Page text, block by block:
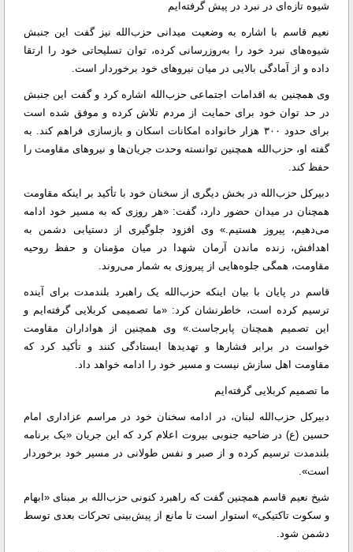
شیوه تازه‌ای در نبرد در پیش گرفته‌ایم
نعیم قاسم با اشاره به وضعیت میدانی حزب‌الله نیز گفت این جنبش
شیوه‌های نبرد خود را به‌روزرسانی کرده، توان تسلیحاتی خود را ارتقا
داده و از آمادگی بالایی در میان نیروهای خود برخوردار است.
وی همچنین به اقدامات اجتماعی حزب‌الله اشاره کرد و گفت این جنبش
در حد توان خود برای حمایت از مردم تلاش کرده و موفق شده است
برای حدود ۳۰۰ هزار خانواده امکانات اسکان و بازسازی فراهم کند. به
گفته او، حزب‌الله همچنین توانسته وحدت جریان‌ها و نیروهای مقاومت را
حفظ کند.
دبیرکل حزب‌الله در بخش دیگری از سخنان خود با تأکید بر اینکه مقاومت
همچنان در میدان حضور دارد، گفت: «هر روزی که به مسیر خود ادامه
می‌دهیم، پیروز هستیم.» وی افزود جلوگیری از دستیابی دشمن به
اهدافش، زنده ماندن آرمان شهدا در میان مؤمنان و حفظ روحیه
مقاومت، همگی جلوه‌هایی از پیروزی به شمار می‌روند.
قاسم در پایان با بیان اینکه حزب‌الله یک راهبرد بلندمدت برای آینده
ترسیم کرده است، خاطرنشان کرد: «ما تصمیمی کربلایی گرفته‌ایم و
این تصمیم همچنان پابرجاست.» وی همچنین از هواداران مقاومت
خواست در برابر فشارها و تهدیدها ایستادگی کنند و تأکید کرد که
مقاومت اهل سازش نیست و مسیر خود را ادامه خواهد داد.
ما تصمیم کربلایی گرفته‌ایم
دبیرکل حزب‌الله لبنان، در ادامه سخنان خود در مراسم عزاداری امام
حسین (ع) در ضاحیه جنوبی بیروت اعلام کرد که این جریان «یک برنامه
بلندمدت ترسیم کرده و از صبر و نفس طولانی در مسیر خود برخوردار
است».
شیخ نعیم قاسم همچنین گفت که راهبرد کنونی حزب‌الله بر مبنای «ابهام
و سکوت تاکتیکی» استوار است تا مانع از پیش‌بینی تحرکات بعدی توسط
دشمن شود.